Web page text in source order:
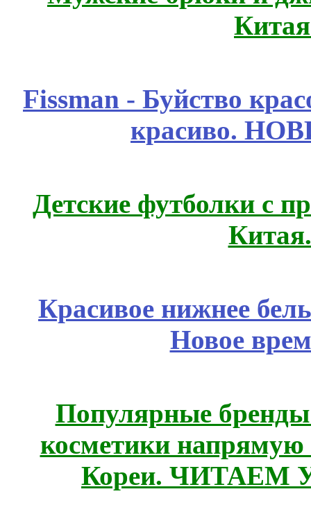
Fissmаn - Буйство
красиво.
Детские футболки с
Красивое нижнее
Новое
Популярные
косметики
Кореи. ЧИТАЕМ